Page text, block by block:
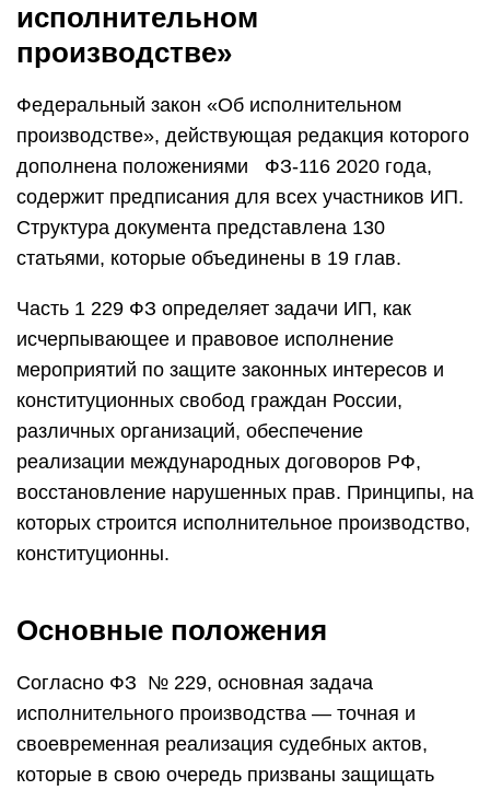
исполнительном
производстве»
Федеральный закон «Об исполнительном
производстве», действующая редакция которого
дополнена положениями ФЗ-116 2020 года,
содержит предписания для всех участников ИП.
Структура документа представлена 130
статьями, которые объединены в 19 глав.
Часть 1 229 ФЗ определяет задачи ИП, как
исчерпывающее и правовое исполнение
мероприятий по защите законных интересов и
конституционных свобод граждан России,
различных организаций, обеспечение
реализации международных договоров РФ,
восстановление нарушенных прав. Принципы, на
которых строится исполнительное производство,
конституционны.
Основные положения
Согласно ФЗ № 229, основная задача
исполнительного производства — точная и
своевременная реализация судебных актов,
которые в свою очередь призваны защищать